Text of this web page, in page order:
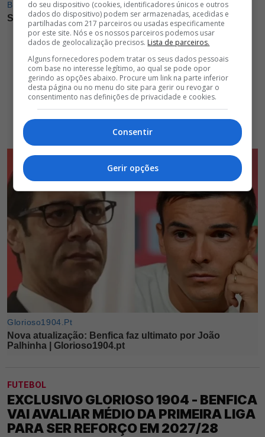
FUTEBOL
EXCLUSIVO GLORIOSO 1904 - BENFICA
VAI AVALIAR MÉDIO DA PRIMEIRA LIGA
PARA SER REFORÇO EM 2027/28
do seu dispositivo (cookies, identificadores únicos e outros
dados do dispositivo) podem ser armazenadas, acedidas e
partilhadas com 217 parceiros ou usadas especificamente
por este site. Nós e os nossos parceiros podemos usar
dados de geolocalização precisos. Lista de parceiros.
Alguns fornecedores podem tratar os seus dados pessoais
com base no interesse legítimo, ao qual se pode opor
gerindo as opções abaixo. Procure um link na parte inferior
desta página ou no menu do site para gerir ou revogar o
consentimento nas definições de privacidade e cookies.
Consentir
Gerir opções